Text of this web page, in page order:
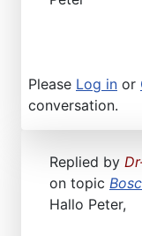
Please Log in or
conversation.
Replied by
on topic
Hallo Peter,